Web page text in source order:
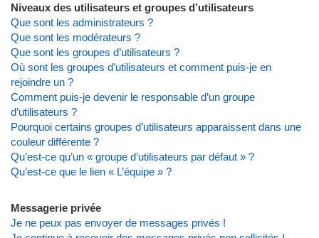
Niveaux des utilisateurs et groupes d’utilisateurs
Que sont les administrateurs ?
Que sont les modérateurs ?
Que sont les groupes d’utilisateurs ?
Où sont les groupes d’utilisateurs et comment puis-je en
rejoindre un ?
Comment puis-je devenir le responsable d’un groupe
d’utilisateurs ?
Pourquoi certains groupes d’utilisateurs apparaissent dans une
couleur différente ?
Qu’est-ce qu’un « groupe d’utilisateurs par défaut » ?
Qu’est-ce que le lien « L’équipe » ?
Messagerie privée
Je ne peux pas envoyer de messages privés !